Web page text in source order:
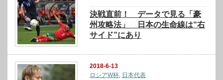
決戦直前！ データで見る「豪
州攻略法」 日本の生命線は“右
サイド”にあり
2018-6-13
ロシアW杯 日本代表